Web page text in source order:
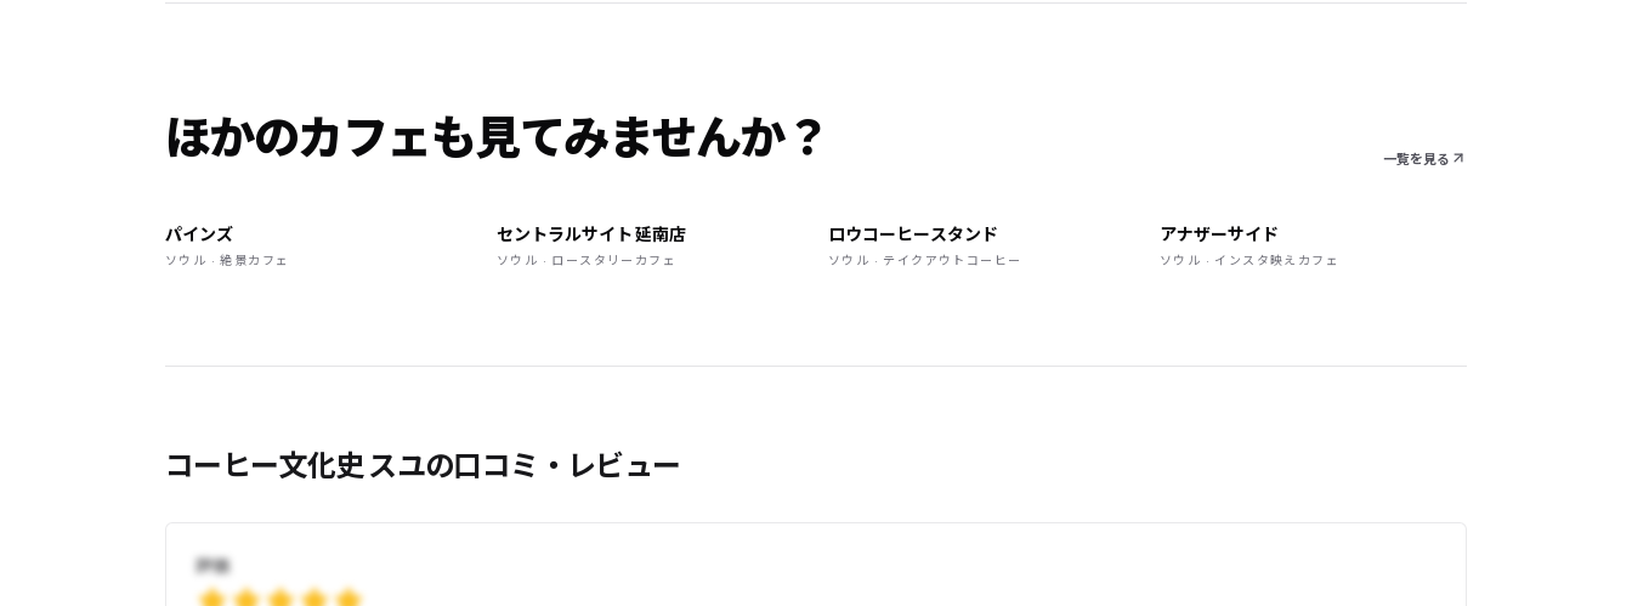
ほかのカフェも見てみませんか？ 一覧を見る
パインズ
ソウル · 絶景カフェ
セントラルサイト 延南店
ソウル · ロースタリーカフェ
ロウコーヒースタンド
ソウル · テイクアウトコーヒー
アナザーサイド
ソウル · インスタ映えカフェ
コーヒー文化史 スユの口コミ・レビュー
評価